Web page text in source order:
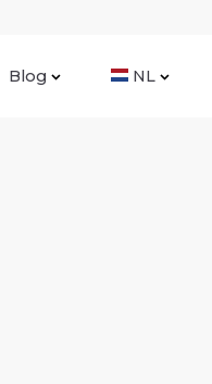
Blog NL